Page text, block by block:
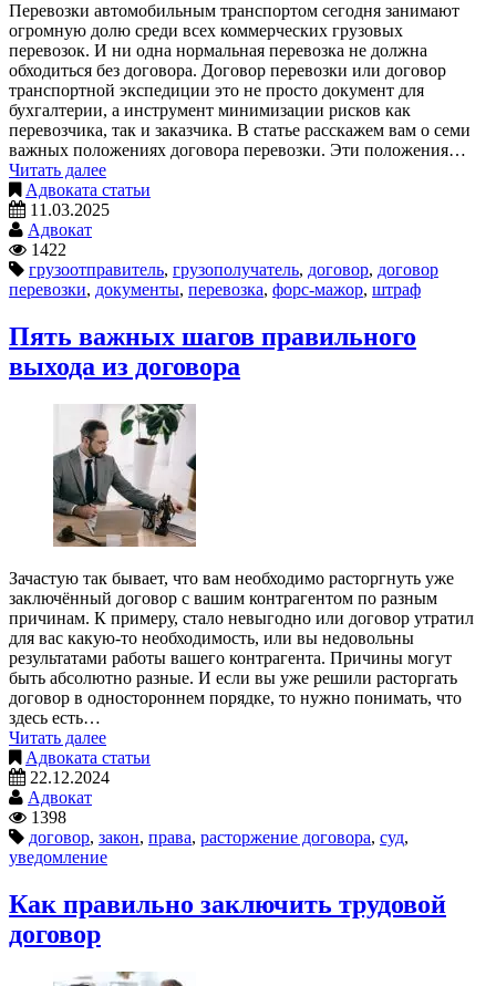
Перевозки автомобильным транспортом сегодня занимают
огромную долю среди всех коммерческих грузовых
перевозок. И ни одна нормальная перевозка не должна
обходиться без договора. Договор перевозки или договор
транспортной экспедиции это не просто документ для
бухгалтерии, а инструмент минимизации рисков как
перевозчика, так и заказчика. В статье расскажем вам о семи
важных положениях договора перевозки. Эти положения…
Читать далее
Адвоката статьи
11.03.2025
Адвокат
1422
грузоотправитель, грузополучатель, договор, договор
перевозки, документы, перевозка, форс-мажор, штраф
Пять важных шагов правильного
выхода из договора
Зачастую так бывает, что вам необходимо расторгнуть уже
заключённый договор с вашим контрагентом по разным
причинам. К примеру, стало невыгодно или договор утратил
для вас какую-то необходимость, или вы недовольны
результатами работы вашего контрагента. Причины могут
быть абсолютно разные. И если вы уже решили расторгать
договор в одностороннем порядке, то нужно понимать, что
здесь есть…
Читать далее
Адвоката статьи
22.12.2024
Адвокат
1398
договор, закон, права, расторжение договора, суд,
уведомление
Как правильно заключить трудовой
договор